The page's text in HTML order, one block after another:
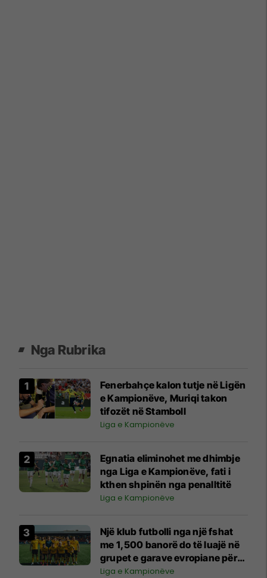
Nga Rubrika
Fenerbahçe kalon tutje në Ligën
e Kampionëve, Muriqi takon
tifozët në Stamboll
Liga e Kampionëve
Egnatia eliminohet me dhimbje
nga Liga e Kampionëve, fati i
kthen shpinën nga penalltitë
Liga e Kampionëve
Një klub futbolli nga një fshat
me 1,500 banorë do të luajë në
grupet e garave evropiane për
herë të parë në histori
Liga e Kampionëve